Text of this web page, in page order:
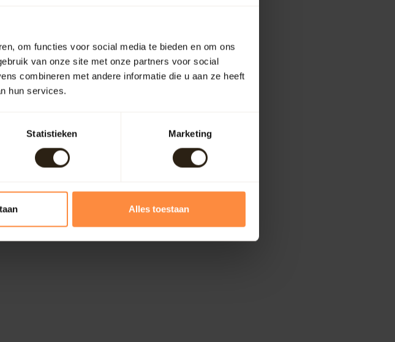
om functies voor social media te bieden en om ons
van onze site met onze partners voor social
combineren met andere informatie die u aan ze heeft
hun services.
Statistieken Marketing
Alles toestaan